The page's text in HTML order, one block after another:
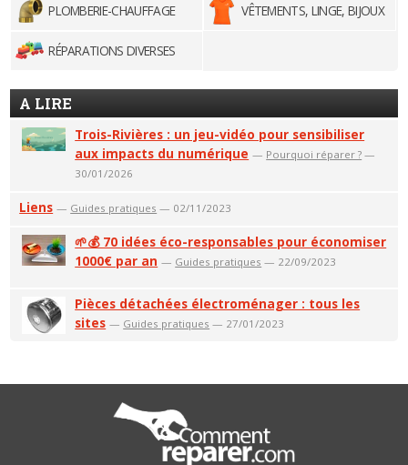
PLOMBERIE-CHAUFFAGE VÊTEMENTS, LINGE, BIJOUX
RÉPARATIONS DIVERSES
A LIRE
Trois-Rivières : un jeu-vidéo pour sensibiliser
aux impacts du numérique — Pourquoi réparer ? —
30/01/2026
Liens — Guides pratiques — 02/11/2023
🌱💰 70 idées éco-responsables pour économiser
1000€ par an — Guides pratiques — 22/09/2023
Pièces détachées électroménager : tous les
sites — Guides pratiques — 27/01/2023